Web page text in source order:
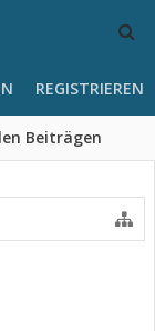
Beiträgen
REGISTRIEREN